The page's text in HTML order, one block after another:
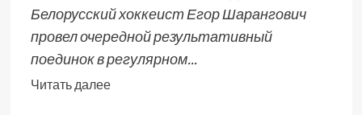
Белорусский хоккеист Егор Шарангович
провел очередной результативный
поединок в регулярном...
Читать далее